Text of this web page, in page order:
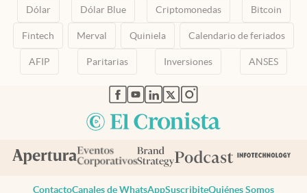
Dólar Dólar Blue Criptomonedas Bitcoin
Fintech Merval Quiniela Calendario de feriados
AFIP Paritarias Inversiones ANSES
abre en nueva pestaña
abre en nueva pestaña
abre en nueva pestaña
abre en nueva pestaña
abre en nueva pestaña
ContactoCanales de WhatsAppSuscribiteQuiénes Somos